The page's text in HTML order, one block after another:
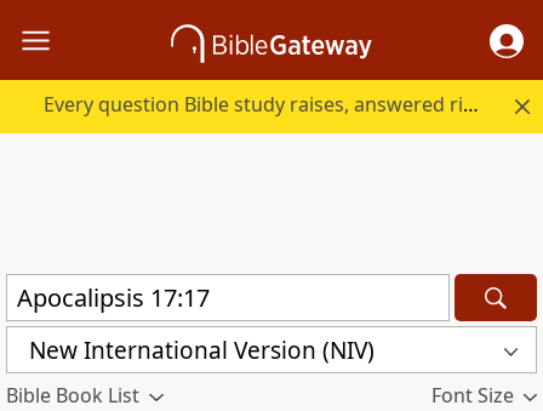
Every question Bible study raises, answered right here.
New International Version (NIV)
Bible Book List Font Size